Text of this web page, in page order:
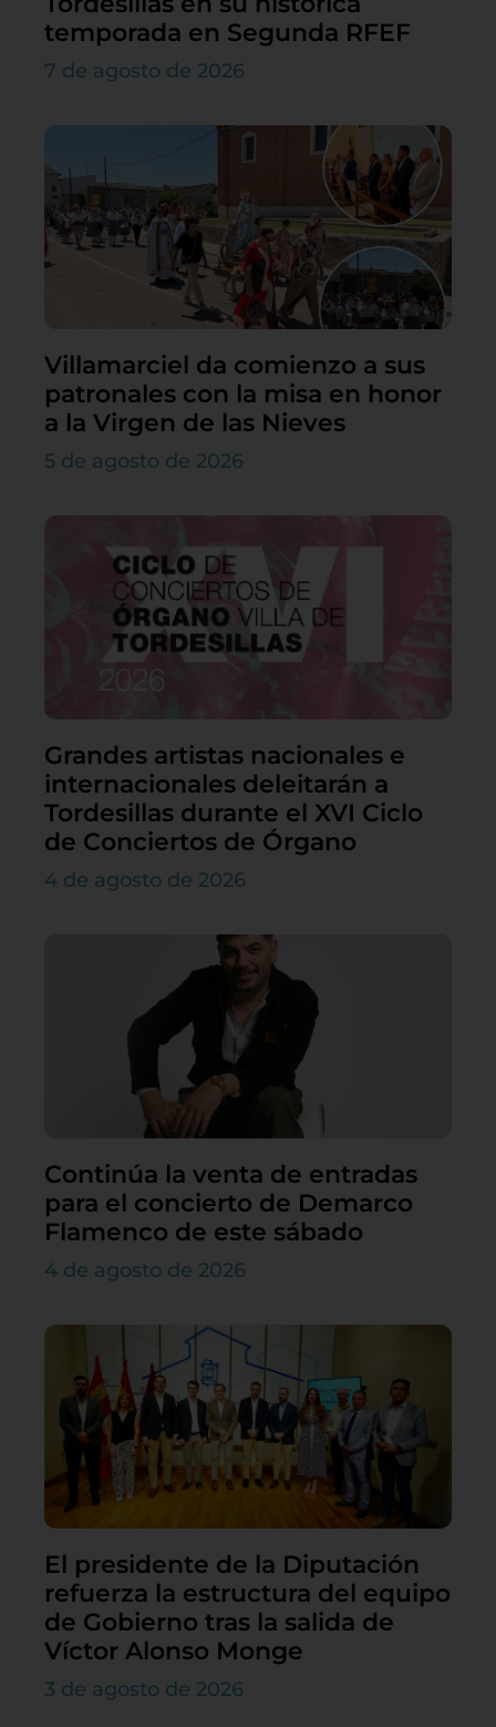
temporada en Segunda RFEF
7 de agosto de 2026
Villamarciel da comienzo a sus
patronales con la misa en honor
a la Virgen de las Nieves
5 de agosto de 2026
Grandes artistas nacionales e
internacionales deleitarán a
Tordesillas durante el XVI Ciclo
de Conciertos de Órgano
4 de agosto de 2026
Continúa la venta de entradas
para el concierto de Demarco
Flamenco de este sábado
4 de agosto de 2026
El presidente de la Diputación
refuerza la estructura del equipo
de Gobierno tras la salida de
Víctor Alonso Monge
3 de agosto de 2026